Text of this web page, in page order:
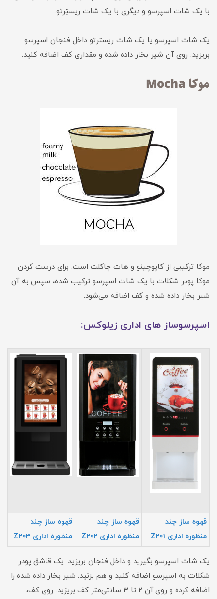
با یک شات اسپرسو و دیگری با یک شات ریستِرِتو.
یک شات اسپرسو یا یک شات ریسترتو داخل فنجان اسپرسو
بریزید. روی آن شیر بخار داده شده و مقداری کف اضافه کنید.
موکا Mocha
موکا ترکیبی از کاپوچینو و هات چاکلت است. برای درست کردن
موکا پودر شکلات با یک شات اسپرسو ترکیب شده، سپس به آن
شیر بخار داده شده و کف اضافه می‌شود.
اسپرسوساز های اداری زیلوکس:
قهوه ساز چند
منظوره اداری Z201
قهوه ساز چند
منظوره اداری Z202
قهوه ساز چند
منظوره اداری Z203
یک شات اسپرسو بگیرید و داخل فنجان بریزید. یک قاشق پودر
شکلات به اسپرسو اضافه کنید و هم بزنید. شیر بخار داده شده را
اضافه کرده و روی آن ۲ تا ۳ سانتی‌متر کف بریزید. روی کف،